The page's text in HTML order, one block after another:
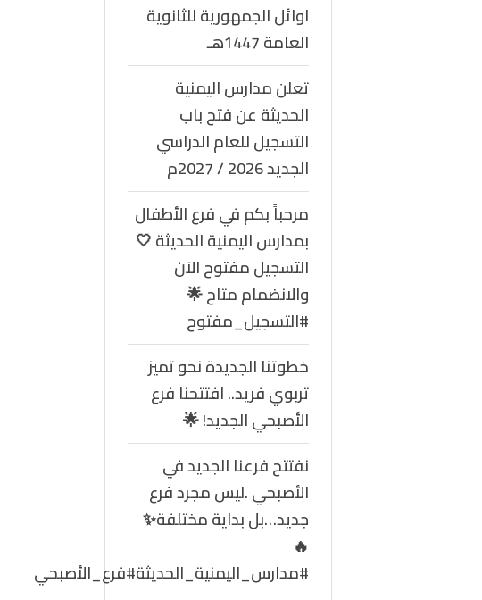
اوائل الجمهورية للثانوية
العامة 1447هـ
تعلن مدارس اليمنية
الحديثة عن فتح باب
التسجيل للعام الدراسي
الجديد 2026 / 2027م
مرحباً بكم في فرع الأطفال
بمدارس اليمنية الحديثة 🤍
التسجيل مفتوح الآن
والانضمام متاح 🌟
#التسجيل_مفتوح
خطوتنا الجديدة نحو تميز
تربوي فريد.. افتتحنا فرع
الأصبحي الجديد! 🌟
نفتتح فرعنا الجديد في
الأصبحي .ليس مجرد فرع
جديد…بل بداية مختلفة✨
🔥
#مدارس_اليمنية_الحديثة#فرع_الأصبحي